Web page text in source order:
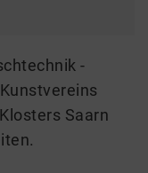
-
Saarn